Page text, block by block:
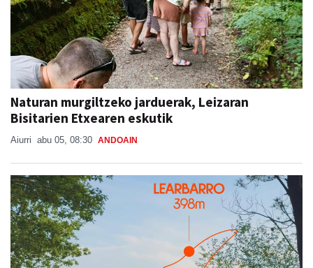
Naturan murgiltzeko jarduerak, Leizaran
Bisitarien Etxearen eskutik
Aiurri abu 05, 08:30 ANDOAIN